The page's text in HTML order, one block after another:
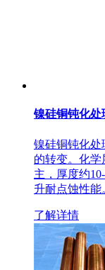
镍硅铜钝化处
镍硅铜钝化处
的转变。化学
主，厚度约
升耐点蚀性能
了解详情